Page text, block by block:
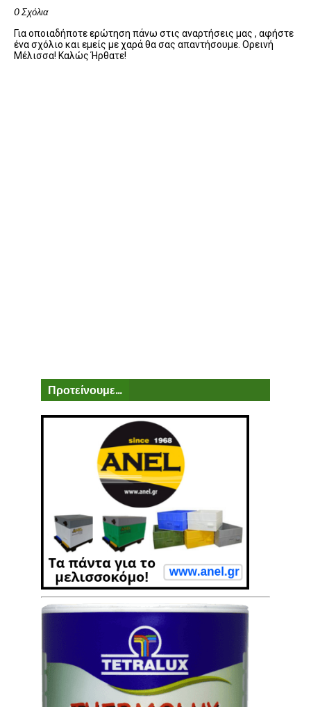
0 Σχόλια
Για οποιαδήποτε ερώτηση πάνω στις αναρτήσεις μας , αφήστε
ένα σχόλιο και εμείς με χαρά θα σας απαντήσουμε. Ορεινή
Μέλισσα! Καλώς Ήρθατε!
Προτείνουμε...